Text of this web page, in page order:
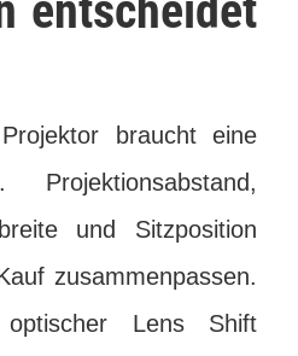
entscheidet
braucht eine
Projektionsabstand,
und Sitzposition
zusammenpassen.
Lens Shift